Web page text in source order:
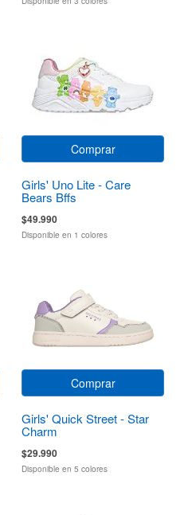
Comprar
Girls' Uno Lite - Care
Bears Bffs
$49.990
Disponible en 1 colores
Comprar
Girls' Quick Street - Star
Charm
$29.990
Disponible en 5 colores